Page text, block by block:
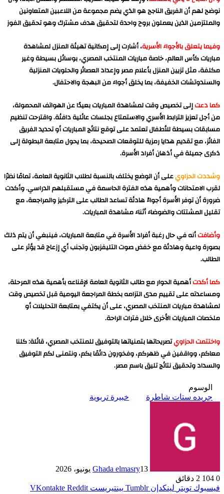
نوضح لهم أن الفريق الناجح هو الذي يضم مجموعة من اللاعبين المتعاونين
والملتزمين الذين يعملون بروح واحدة لتحقيق هدف مشترك وهو تحقيق الفوز
وفيما يتعلق بالأجواء الأسرية، أشارت إلى إمكانية تهيئة المنزل لمشاهدة
مباريات كأس العالم، خاصة مباريات المنتخب المصري، بوسائل بسيطة وغير
مكلفة، مثل تزيين المنزل بأعلام مصر وإعداد العصائر والحلويات المنزلية
والسندوتشات الخفيفة، بما يخلق أجواء من البهجة والاحتفال.
كما دعتإلى تخصيص وقت لمشاهدة المباريات بعيدًا عن الهواتف المحمولة،
من أجل تعزيز الترابط الأسري والاستمتاع بجلسات عائلية دافئة. واقترحت تنظيم
مسابقات بسيطة للأطفال تعتمد على توقع نتائج المباريات أو تحديد الفريق
الفائز، مع تقديم هدايا رمزية للتوقعات الصحيحة، بما يحول متابعة البطولة إلى
ذكرى جميلة في أذهان أفراد الأسرة.
وشددت الحزاويعلى أن الوضع يختلف بالنسبة لطلاب الثانوية العامة، تمامًا نظرًا
لقرب الامتحانات وأهمية هذه الفترة الحاسمة في مستقبلهم الدراسي. وأكدت
ضرورة أن توفر الأسرة أجواءً هادئة تساعد الطالب على التركيز والمراجعة، مع
تقليل المشتتات والضوضاء أثناء مشاهدة المباريات.
وأضافتأنه في حال رغبة أفراد الأسرة في متابعة المباريات، فينبغي أن يتم ذلك
بصورة واعية وهادئة مع خفض صوت التليفزبون وتجنب أي إزعاج قد يؤثر على
الطالب.
كما أكدتأهمية الحوار مع طالب الثانوية العامة لإقناعه بأهمية هذه المرحلة،
ومساعدته على تقييم مدى التزامه بخطة المراجعة اليومية قبل تخصيص وقت
لمشاهدة مباريات المنتخب المصري، على أن يكتفي بمتابعة التحليلات أو
ملخصات المباريات الأخرى خلال فترات الراحة.
واختتمت الحزاويتصريحاتها بتمنياتها بالتوفيق للمنتخب المصري، قائلة: كلنا
معاكم، وواقفين في ظهركم، وفخورون دائمًا بكم، ونتمنى لكم التوفيق
والسداد وتحقيق نتائج تليق باسم مصر.
الوسوم
جريده ستات شاطرة
خبيرة تربوية
Ghada elmasry13 يونيو، 2026
0
2 دقائق
فيسبوك تويتر لينكدإن بينتيريست